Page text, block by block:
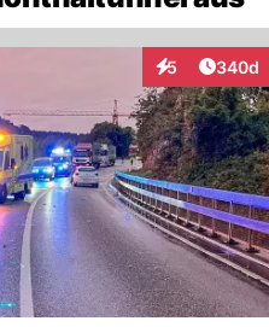
5
Interaktionen
340d